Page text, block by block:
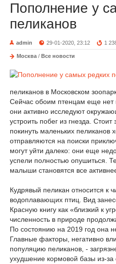
Пополнение у
пеликанов
admin 29-01-2020, 23:12 1
Москва / Все новости
пеликанов в Московском
Сейчас обоим птенцам еще нет
они активно исследуют
устроить побег из гнезда.
покинуть маленьких пеликанов
отправляются на поиски
могут уйти далеко: они еще
успели полностью опушиться.
малыши становятся все
Кудрявый пеликан относится к
водоплавающих птиц. Вид
Красную книгу как «близкий к
численность в природе
По состоянию на 2019 год она
Главные факторы, негативно
популяцию пеликанов, -
ухудшение кормовой базы из-